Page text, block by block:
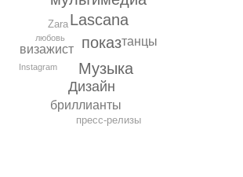
Lascana
показ
Музыка
Дизайн
бриллианты
танцы
визажист
пресс-релизы
Zara
любовь
Instagram